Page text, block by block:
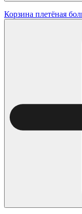
Корзина плетёная